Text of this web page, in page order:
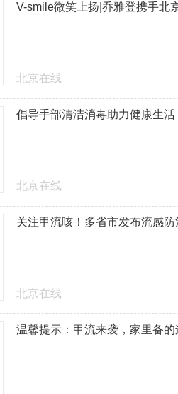
V-smile微笑上扬|乔雅登携手北
北京在线
倡导手部清洁消毒助力健康生活
北京在线
关注甲流咳！多省市发布流感
北京在线
温馨提示：甲流来袭，家里备